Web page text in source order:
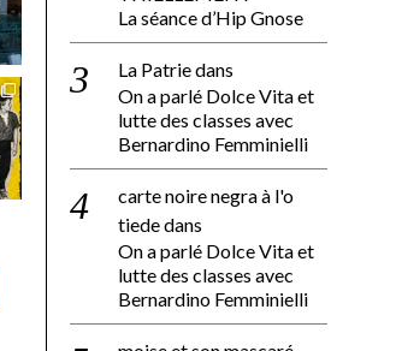
La séance d’Hip Gnose
La Patriedans
On a parlé Dolce Vita et
lutte des classes avec
Bernardino Femminielli
carte noire negra à l'o
tiededans
On a parlé Dolce Vita et
lutte des classes avec
Bernardino Femminielli